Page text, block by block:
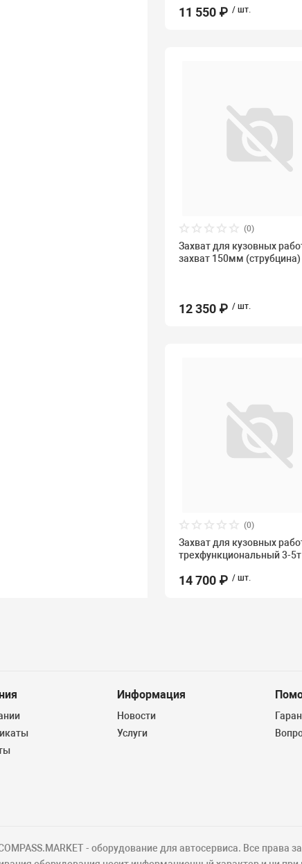
11 550 ₽ / шт.
(0)
Захват для кузовных
захват 150мм
12 350 ₽ / шт.
(0)
Захват для кузовных
трехфункциональный 3-
14 700 ₽ / шт.
Информация
Новости
Услуги
- оборудование для автосервиса. Все